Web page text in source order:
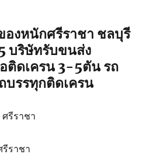
องหนักศรีราชา ชลบุรี
บริษัทรับขนส่ง
ติดเครน 3-5ตัน รถ
บรรทุกติดเครน
รีราชา
ราชา